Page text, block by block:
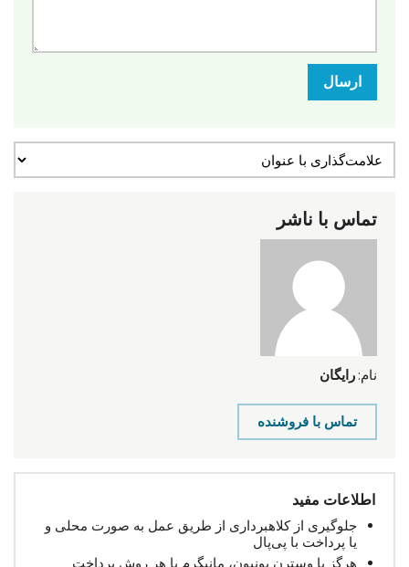
ارسال
تماس با ناشر
نام: رایگان
تماس با فروشنده
اطلاعات مفید
جلوگیری از کلاهبرداری از طریق عمل به صورت محلی و
یا پرداخت با پی‌پال